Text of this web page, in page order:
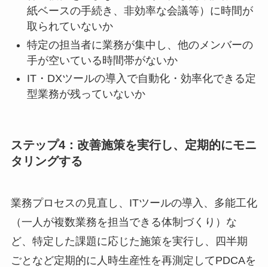
紙ベースの手続き、非効率な会議等）に時間が
取られていないか
特定の担当者に業務が集中し、他のメンバーの
手が空いている時間帯がないか
IT・DXツールの導入で自動化・効率化できる定
型業務が残っていないか
ステップ4：改善施策を実行し、定期的にモニ
タリングする
業務プロセスの見直し、ITツールの導入、多能工化
（一人が複数業務を担当できる体制づくり）な
ど、特定した課題に応じた施策を実行し、四半期
ごとなど定期的に人時生産性を再測定してPDCAを